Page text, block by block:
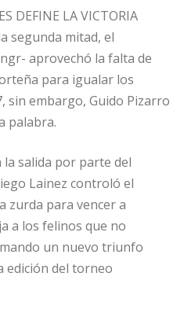
DEFINE LA VICTORIA
segunda mitad, el
aprovechó la falta de
para igualar los
sin embargo, Guido Pizarro
palabra.
salida por parte del
Lainez controló el
zurda para vencer a
a los felinos que no
un nuevo triunfo
edición del torneo